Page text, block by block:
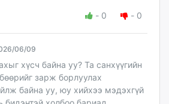
- 0 - 0
06/09
хүсч байна уу? Та санхүүгийн
зарж борлуулах
байна уу, юу хийхээ мэдэхгүй